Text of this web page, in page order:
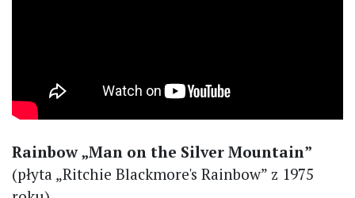
Rainbow „Man on the Silver Mountain”
(płyta „Ritchie Blackmore's Rainbow” z 1975